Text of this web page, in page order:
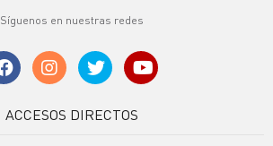
Síguenos en nuestras redes
ACCESOS DIRECTOS